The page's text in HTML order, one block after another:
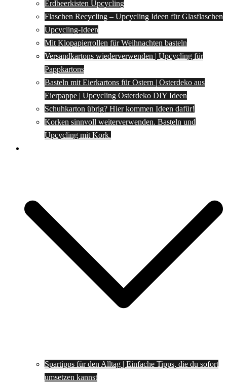
Erdbeerkisten Upcycling
Flaschen Recycling – Upcycling Ideen für Glasflaschen
Upcycling-Ideen
Mit Klopapierrollen für Weihnachten basteln
Versandkartons wiederverwenden | Upcycling für
Pappkartons
Basteln mit Eierkartons für Ostern | Osterdeko aus
Eierpappe | Upcycling Osterdeko DIY Ideen
Schuhkarton übrig? Hier kommen Ideen dafür!
Korken sinnvoll weiterverwenden. Basteln und
Upcycling mit Kork.
Spartipps für den Alltag | Einfache Tipps, die du sofort
umsetzen kannst